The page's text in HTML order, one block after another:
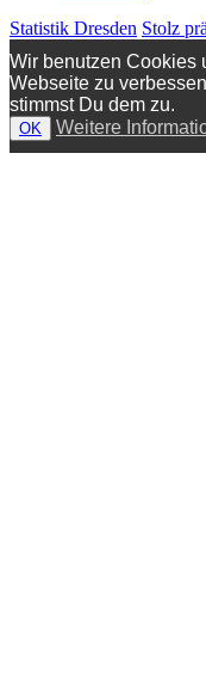
Statistik Dresden Stolz
Wir benutzen Cookies
Webseite zu
stimmst Du dem zu.
OK Weitere